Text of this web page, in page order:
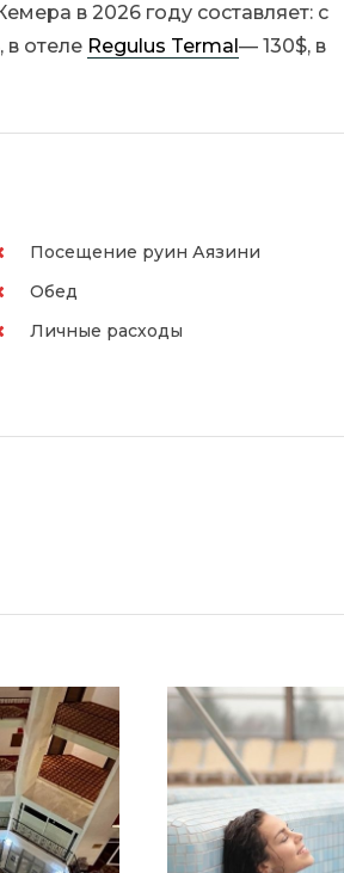
в 2026 году составляет: с
в отеле Regulus Termal— 130$, в
Посещение руин Аязини
Обед
Личные расходы